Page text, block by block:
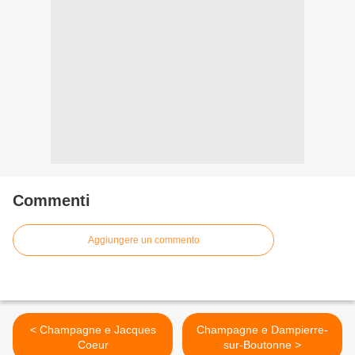
Commenti
Aggiungere un commento
< Champagne e Jacques
Coeur
Champagne e Dampierre-
sur-Boutonne >